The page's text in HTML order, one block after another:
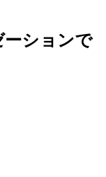
ションで